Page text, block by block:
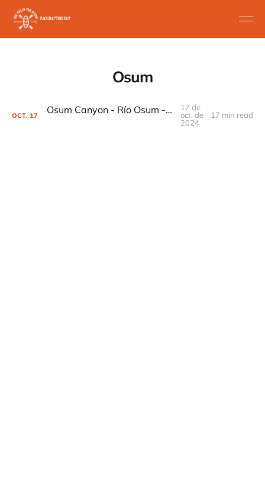
Osum
OCT. 17 Osum Canyon - Río Osum - Albania - Berat
17 de
oct. de
2024
17 min read